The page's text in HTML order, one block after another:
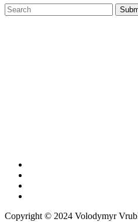
Copyright © 2024 Volodymyr